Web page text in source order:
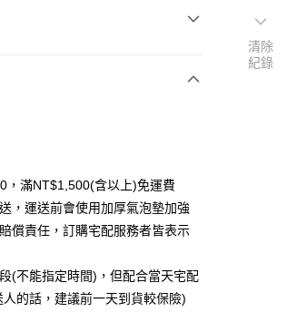
滿NT$1,500(含以上)免運費
，運送前會使用加厚氣泡墊加強
償責任，訂購宅配服務者皆表示
(不能指定時間)，但配合當天宅配
的話，建議前一天到貨較保險)
清除
紀錄